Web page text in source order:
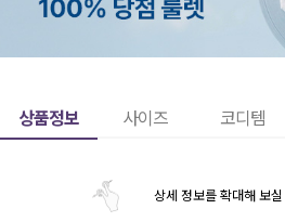
상품정보 사이즈 코디템
상세 정보를 확대해 보